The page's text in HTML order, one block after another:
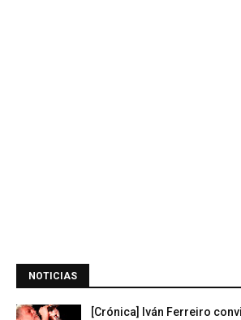
NOTICIAS
[Crónica] Iván Ferreiro